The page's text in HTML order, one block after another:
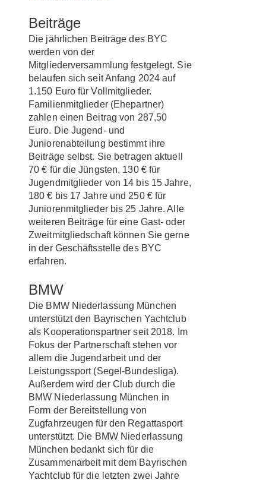
Beiträge
Die jährlichen Beiträge des BYC
werden von der
Mitgliederversammlung festgelegt. Sie
belaufen sich seit Anfang 2024 auf
1.150 Euro für Vollmitglieder.
Familienmitglieder (Ehepartner)
zahlen einen Beitrag von 287,50
Euro. Die Jugend- und
Juniorenabteilung bestimmt ihre
Beiträge selbst. Sie betragen aktuell
70 € für die Jüngsten, 130 € für
Jugendmitglieder von 14 bis 15 Jahre,
180 € bis 17 Jahre und 250 € für
Juniorenmitglieder bis 25 Jahre. Alle
weiteren Beiträge für eine Gast- oder
Zweitmitgliedschaft können Sie gerne
in der Geschäftsstelle des BYC
erfahren.
BMW
Die BMW Niederlassung München
unterstützt den Bayrischen Yachtclub
als Kooperationspartner seit 2018. Im
Fokus der Partnerschaft stehen vor
allem die Jugendarbeit und der
Leistungssport (Segel-Bundesliga).
Außerdem wird der Club durch die
BMW Niederlassung München in
Form der Bereitstellung von
Zugfahrzeugen für den Regattasport
unterstützt. Die BMW Niederlassung
München bedankt sich für die
Zusammenarbeit mit dem Bayrischen
Yachtclub für die letzten zwei Jahre